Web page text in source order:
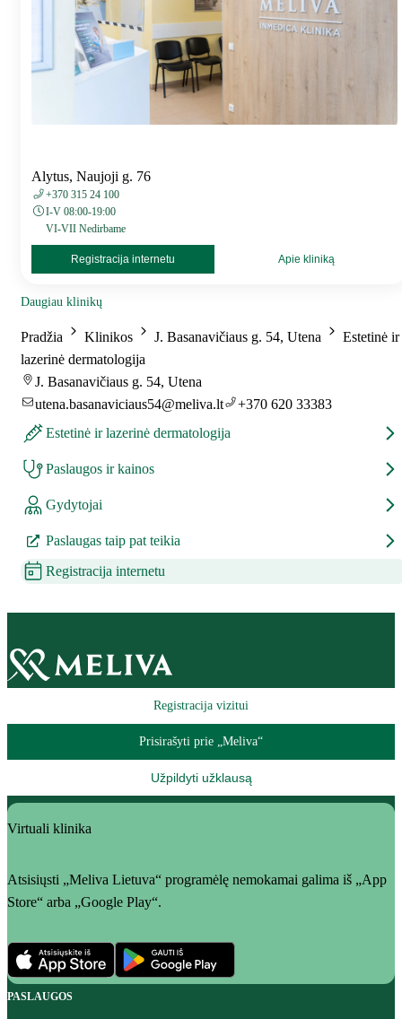
Alytus, Naujoji g. 76
+370 315 24 100
I-V 08:00-19:00
VI-VII Nedirbame
Registracija internetu Apie kliniką
Daugiau klinikų
Pradžia Klinikos J. Basanavičiaus g. 54, Utena
Estetinė ir
lazerinė dermatologija
J. Basanavičiaus g. 54, Utena
utena.basanaviciaus54@meliva.lt
+370 620 33383
Estetinė ir lazerinė dermatologija
Paslaugos ir kainos
Gydytojai
Paslaugas taip pat teikia
Registracija internetu
Registracija vizitui
Prisirašyti prie „Meliva“
Užpildyti užklausą
Virtuali klinika
Atsisiųsti „Meliva Lietuva“ programėlę nemokamai galima iš „App
Store“ arba „Google Play“.
PASLAUGOS